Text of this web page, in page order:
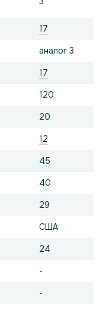
17
аналог 3
17
120
20
12
45
40
29
США
24
-
-